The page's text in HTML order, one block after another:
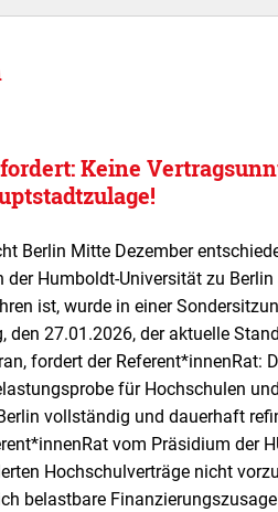
Keine
Berlin Mitte Dezember
Humboldt-Universität zu Berlin
ist, wurde in einer
den 27.01.2026, der aktuelle
fordert der Referent*innenRat:
für Hochschulen
vollständig und dauerhaft
vom Präsidium der
Hochschulverträge nicht
belastbare